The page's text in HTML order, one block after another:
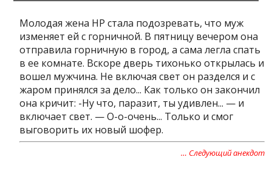
Молодая жена НР стала подозревать, что муж
изменяет ей с горничной. В пятницу вечером она
отправила горничную в город, а сама легла спать
в ее комнате. Вскоре дверь тихонько открылась и
вошел мужчина. Не включая свет он разделся и с
жаром принялся за дело... Как только он закончил
она кричит: -Ну что, паразит, ты удивлен... — и
включает свет. — О-о-очень... Только и смог
выговорить их новый шофер.
… Следующий анекдот